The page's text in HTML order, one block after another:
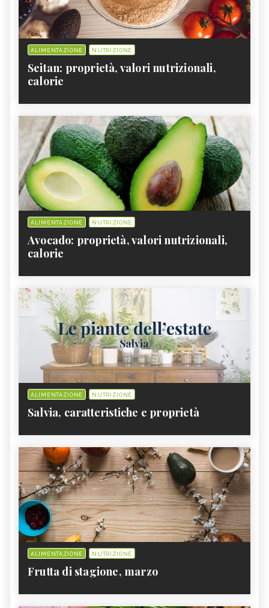
ALIMENTAZIONE NUTRIZIONE
Seitan: proprietà, valori nutrizionali,
calorie
ALIMENTAZIONE NUTRIZIONE
Avocado: proprietà, valori nutrizionali,
calorie
ALIMENTAZIONE NUTRIZIONE
Salvia, caratteristiche e proprietà
ALIMENTAZIONE NUTRIZIONE
Frutta di stagione, marzo